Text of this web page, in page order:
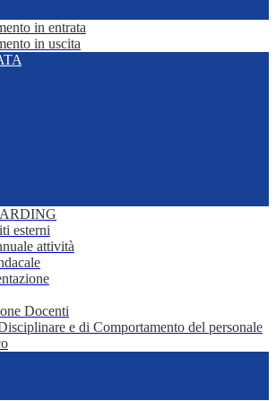
in entrata
in uscita
esterni
attività
Docenti
e di Comportamento del personale